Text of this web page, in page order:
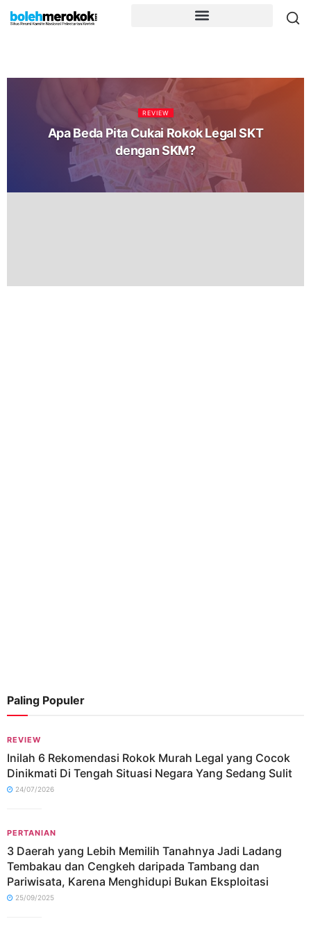
REVIEW
Apa Beda Pita Cukai Rokok Legal SKT
dengan SKM?
Paling Populer
REVIEW
Inilah 6 Rekomendasi Rokok Murah Legal yang Cocok
Dinikmati Di Tengah Situasi Negara Yang Sedang Sulit
24/07/2026
PERTANIAN
3 Daerah yang Lebih Memilih Tanahnya Jadi Ladang
Tembakau dan Cengkeh daripada Tambang dan
Pariwisata, Karena Menghidupi Bukan Eksploitasi
25/09/2025